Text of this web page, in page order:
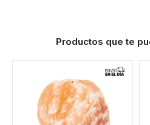
Productos que te